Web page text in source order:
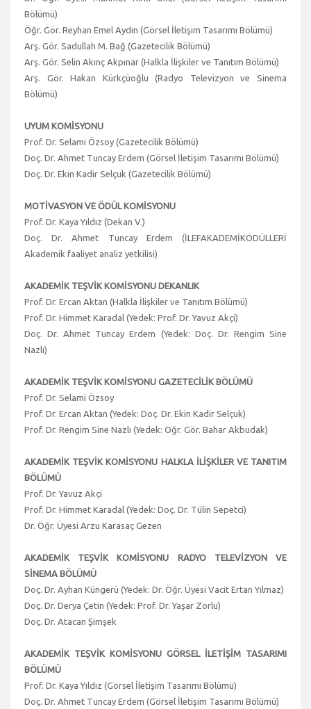
Bölümü)
Öğr. Gör. Reyhan Emel Aydın (Görsel İletişim Tasarımı Bölümü)
Arş. Gör. Sadullah M. Bağ (Gazetecilik Bölümü)
Arş. Gör. Selin Akınç Akpınar (Halkla İlişkiler ve Tanıtım Bölümü)
Arş. Gör. Hakan Kürkçüoğlu (Radyo Televizyon ve Sinema
Bölümü)
UYUM KOMİSYONU
Prof. Dr. Selami Özsoy (Gazetecilik Bölümü)
Doç. Dr. Ahmet Tuncay Erdem (Görsel İletişim Tasarımı Bölümü)
Doç. Dr. Ekin Kadir Selçuk (Gazetecilik Bölümü)
MOTİVASYON VE ÖDÜL KOMİSYONU
Prof. Dr. Kaya Yıldız (Dekan V.)
Doç. Dr. Ahmet Tuncay Erdem (İLEFAKADEMİKÖDÜLLERİ
Akademik faaliyet analiz yetkilisi)
AKADEMİK TEŞVİK KOMİSYONU DEKANLIK
Prof. Dr. Ercan Aktan (Halkla İlişkiler ve Tanıtım Bölümü)
Prof. Dr. Himmet Karadal (Yedek: Prof. Dr. Yavuz Akçi)
Doç. Dr. Ahmet Tuncay Erdem (Yedek: Doç. Dr. Rengim Sine
Nazlı)
AKADEMİK TEŞVİK KOMİSYONU GAZETECİLİK BÖLÜMÜ
Prof. Dr. Selami Özsoy
Prof. Dr. Ercan Aktan (Yedek: Doç. Dr. Ekin Kadir Selçuk)
Prof. Dr. Rengim Sine Nazlı (Yedek: Öğr. Gör. Bahar Akbudak)
AKADEMİK TEŞVİK KOMİSYONU HALKLA İLİŞKİLER VE TANITIM
BÖLÜMÜ
Prof. Dr. Yavuz Akçi
Prof. Dr. Himmet Karadal (Yedek: Doç. Dr. Tülin Sepetci)
Dr. Öğr. Üyesi Arzu Karasaç Gezen
AKADEMİK TEŞVİK KOMİSYONU RADYO TELEVİZYON VE
SİNEMA BÖLÜMÜ
Doç. Dr. Ayhan Küngerü (Yedek: Dr. Öğr. Üyesi Vacit Ertan Yılmaz)
Doç. Dr. Derya Çetin (Yedek: Prof. Dr. Yaşar Zorlu)
Doç. Dr. Atacan Şimşek
AKADEMİK TEŞVİK KOMİSYONU GÖRSEL İLETİŞİM TASARIMI
BÖLÜMÜ
Prof. Dr. Kaya Yıldız (Görsel İletişim Tasarımı Bölümü)
Doç. Dr. Ahmet Tuncay Erdem (Görsel İletişim Tasarımı Bölümü)